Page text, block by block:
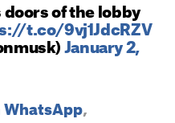
doors of the lobby
t.co/9vj1JdcRZV
January 2,
WhatsApp,